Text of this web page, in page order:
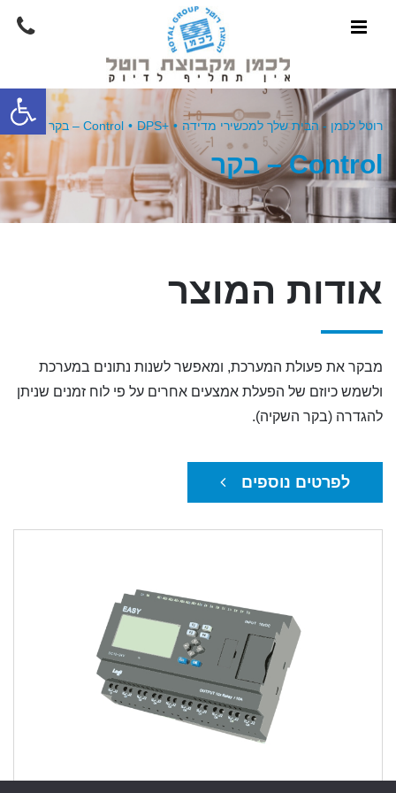
פתח
רוטל לכמן - הבית שלך למכשירי מדידה •
+DPS
• Control – בקר
Control – בקר
אודות המוצר
מבקר את פעולת המערכת, ומאפשר לשנות נתונים במערכת
ולשמש כיוזם של הפעלת אמצעים אחרים על פי לוח זמנים שניתן
להגדרה (בקר השקיה).
לפרטים נוספים